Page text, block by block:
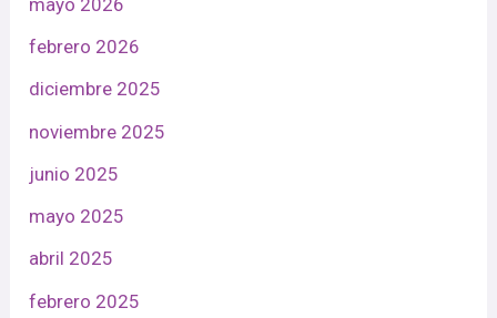
febrero 2026
diciembre 2025
noviembre 2025
junio 2025
mayo 2025
abril 2025
febrero 2025